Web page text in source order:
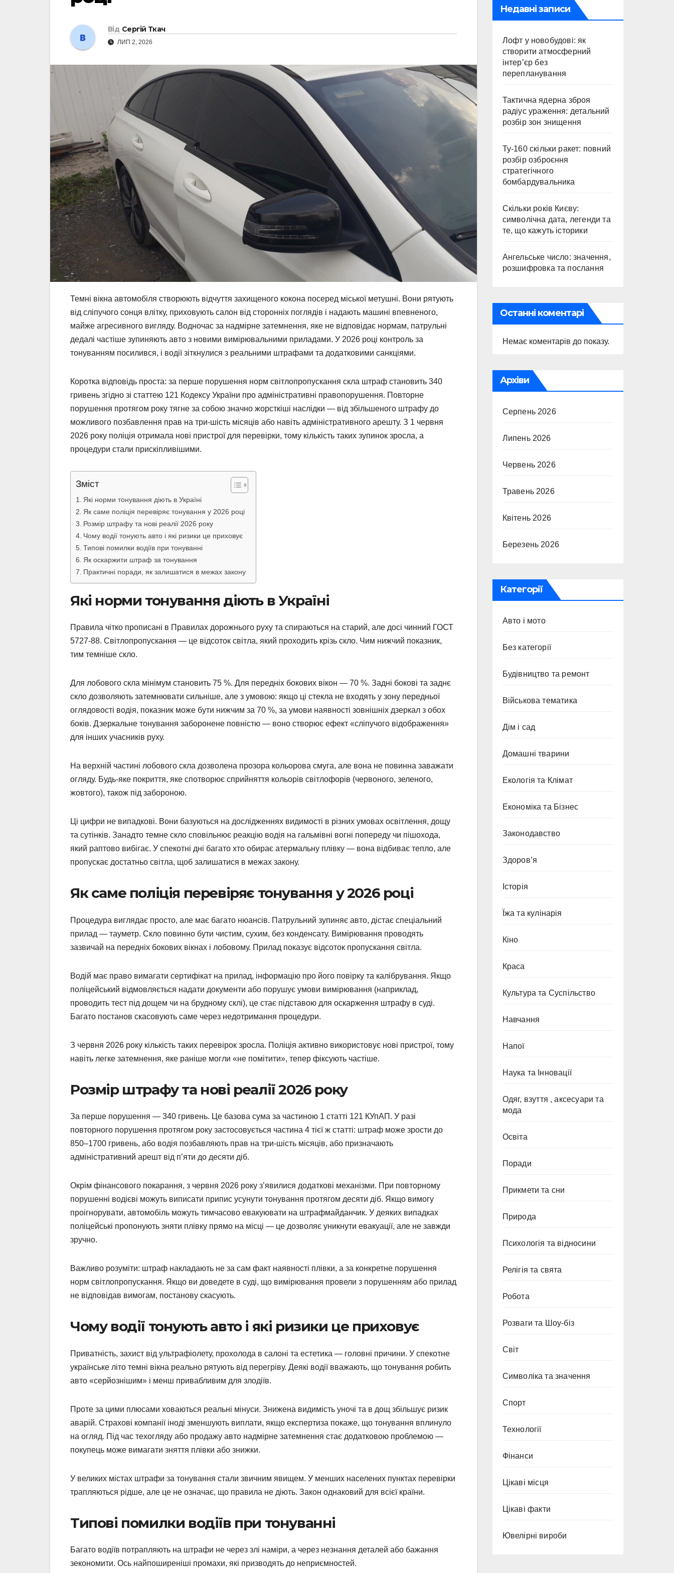
Від Сергій Ткач
ЛИП 2, 2026
Темні вікна автомобіля створюють відчуття захищеного кокона посеред міської метушні. Вони рятують
від сліпучого сонця влітку, приховують салон від сторонніх поглядів і надають машині впевненого,
майже агресивного вигляду. Водночас за надмірне затемнення, яке не відповідає нормам, патрульні
дедалі частіше зупиняють авто з новими вимірювальними приладами. У 2026 році контроль за
тонуванням посилився, і водії зіткнулися з реальними штрафами та додатковими санкціями.
Коротка відповідь проста: за перше порушення норм світлопропускання скла штраф становить 340
гривень згідно зі статтею 121 Кодексу України про адміністративні правопорушення. Повторне
порушення протягом року тягне за собою значно жорсткіші наслідки — від збільшеного штрафу до
можливого позбавлення прав на три-шість місяців або навіть адміністративного арешту. З 1 червня
2026 року поліція отримала нові пристрої для перевірки, тому кількість таких зупинок зросла, а
процедури стали прискіпливішими.
Зміст
Які норми тонування діють в Україні
Як саме поліція перевіряє тонування у 2026 році
Розмір штрафу та нові реалії 2026 року
Чому водії тонують авто і які ризики це приховує
Типові помилки водіїв при тонуванні
Як оскаржити штраф за тонування
Практичні поради, як залишатися в межах закону
Які норми тонування діють в Україні
Правила чітко прописані в Правилах дорожнього руху та спираються на старий, але досі чинний ГОСТ
5727-88. Світлопропускання — це відсоток світла, який проходить крізь скло. Чим нижчий показник,
тим темніше скло.
Для лобового скла мінімум становить 75 %. Для передніх бокових вікон — 70 %. Задні бокові та заднє
скло дозволяють затемнювати сильніше, але з умовою: якщо ці стекла не входять у зону передньої
оглядовості водія, показник може бути нижчим за 70 %, за умови наявності зовнішніх дзеркал з обох
боків. Дзеркальне тонування заборонене повністю — воно створює ефект «сліпучого відображення»
для інших учасників руху.
На верхній частині лобового скла дозволена прозора кольорова смуга, але вона не повинна заважати
огляду. Будь-яке покриття, яке спотворює сприйняття кольорів світлофорів (червоного, зеленого,
жовтого), також під забороною.
Ці цифри не випадкові. Вони базуються на дослідженнях видимості в різних умовах освітлення, дощу
та сутінків. Занадто темне скло сповільнює реакцію водія на гальмівні вогні попереду чи пішохода,
який раптово вибігає. У спекотні дні багато хто обирає атермальну плівку — вона відбиває тепло, але
пропускає достатньо світла, щоб залишатися в межах закону.
Як саме поліція перевіряє тонування у 2026 році
Процедура виглядає просто, але має багато нюансів. Патрульний зупиняє авто, дістає спеціальний
прилад — тауметр. Скло повинно бути чистим, сухим, без конденсату. Вимірювання проводять
зазвичай на передніх бокових вікнах і лобовому. Прилад показує відсоток пропускання світла.
Водій має право вимагати сертифікат на прилад, інформацію про його повірку та калібрування. Якщо
поліцейський відмовляється надати документи або порушує умови вимірювання (наприклад,
проводить тест під дощем чи на брудному склі), це стає підставою для оскарження штрафу в суді.
Багато постанов скасовують саме через недотримання процедури.
З червня 2026 року кількість таких перевірок зросла. Поліція активно використовує нові пристрої, тому
навіть легке затемнення, яке раніше могли «не помітити», тепер фіксують частіше.
Розмір штрафу та нові реалії 2026 року
За перше порушення — 340 гривень. Це базова сума за частиною 1 статті 121 КУпАП. У разі
повторного порушення протягом року застосовується частина 4 тієї ж статті: штраф може зрости до
850–1700 гривень, або водія позбавляють прав на три-шість місяців, або призначають
адміністративний арешт від п’яти до десяти діб.
Окрім фінансового покарання, з червня 2026 року з’явилися додаткові механізми. При повторному
порушенні водієві можуть виписати припис усунути тонування протягом десяти діб. Якщо вимогу
проігнорувати, автомобіль можуть тимчасово евакуювати на штрафмайданчик. У деяких випадках
поліцейські пропонують зняти плівку прямо на місці — це дозволяє уникнути евакуації, але не завжди
зручно.
Важливо розуміти: штраф накладають не за сам факт наявності плівки, а за конкретне порушення
норм світлопропускання. Якщо ви доведете в суді, що вимірювання провели з порушенням або прилад
не відповідав вимогам, постанову скасують.
Чому водії тонують авто і які ризики це приховує
Приватність, захист від ультрафіолету, прохолода в салоні та естетика — головні причини. У спекотне
українське літо темні вікна реально рятують від перегріву. Деякі водії вважають, що тонування робить
авто «серйознішим» і менш привабливим для злодіїв.
Проте за цими плюсами ховаються реальні мінуси. Знижена видимість уночі та в дощ збільшує ризик
аварій. Страхові компанії іноді зменшують виплати, якщо експертиза покаже, що тонування вплинуло
на огляд. Під час техогляду або продажу авто надмірне затемнення стає додатковою проблемою —
покупець може вимагати зняття плівки або знижки.
У великих містах штрафи за тонування стали звичним явищем. У менших населених пунктах перевірки
трапляються рідше, але це не означає, що правила не діють. Закон однаковий для всієї країни.
Типові помилки водіїв при тонуванні
Багато водіїв потрапляють на штрафи не через злі наміри, а через незнання деталей або бажання
зекономити. Ось найпоширеніші промахи, які призводять до неприємностей.
Недавні записи
Лофт у новобудові: як
створити атмосферний
інтер’єр без
перепланування
Тактична ядерна зброя
радіус ураження: детальний
розбір зон знищення
Ту-160 скільки ракет: повний
розбір озброєння
стратегічного
бомбардувальника
Скільки років Києву:
символічна дата, легенди та
те, що кажуть історики
Ангельське число: значення,
розшифровка та послання
Останні коментарі
Немає коментарів до показу.
Архіви
Серпень 2026
Липень 2026
Червень 2026
Травень 2026
Квітень 2026
Березень 2026
Категорії
Авто і мото
Без категорії
Будівництво та ремонт
Військова тематика
Дім і сад
Домашні тварини
Екологія та Клімат
Економіка та Бізнес
Законодавство
Здоров’я
Історія
Їжа та кулінарія
Кіно
Краса
Культура та Суспільство
Навчання
Напої
Наука та Інновації
Одяг, взуття , аксесуари та
мода
Освіта
Поради
Прикмети та сни
Природа
Психологія та відносини
Релігія та свята
Робота
Розваги та Шоу-біз
Світ
Символіка та значення
Спорт
Технології
Фінанси
Цікаві місця
Цікаві факти
Ювелірні вироби